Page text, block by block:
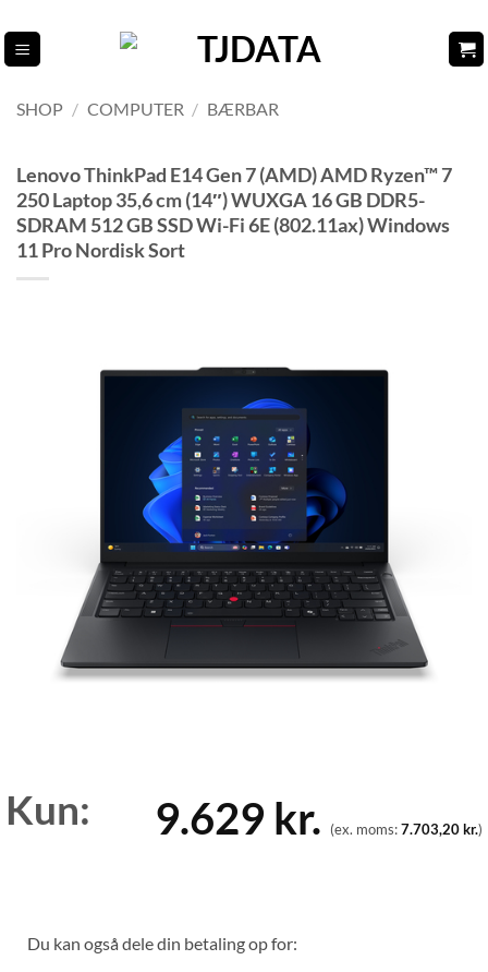
til
indhold
SHOP / COMPUTER / BÆRBAR
Lenovo ThinkPad E14 Gen 7 (AMD) AMD Ryzen™ 7
250 Laptop 35,6 cm (14″) WUXGA 16 GB DDR5-
SDRAM 512 GB SSD Wi-Fi 6E (802.11ax) Windows
11 Pro Nordisk Sort
Kun: 9.629 kr. (ex. moms:7.703,20kr.)
Du kan også dele din betaling op for: